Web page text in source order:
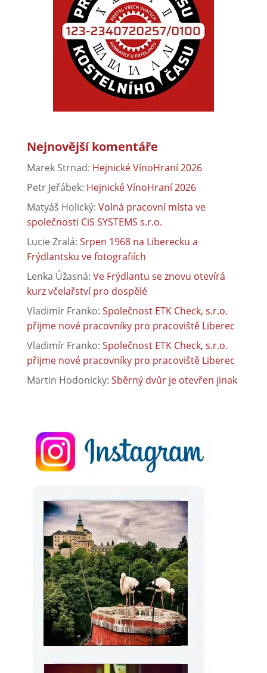
Nejnovější komentáře
Marek Strnad: Hejnické VínoHraní 2026
Petr Jeřábek: Hejnické VínoHraní 2026
Matyáš Holický: Volná pracovní místa ve
společnosti CiS SYSTEMS s.r.o.
Lucie Zralá: Srpen 1968 na Liberecku a
Frýdlantsku ve fotografiích
Lenka Úžasná: Ve Frýdlantu se znovu otevírá
kurz včelařství pro dospělé
Vladimír Franko: Společnost ETK Check, s.r.o.
přijme nové pracovníky pro pracoviště Liberec
Vladimír Franko: Společnost ETK Check, s.r.o.
přijme nové pracovníky pro pracoviště Liberec
Martin Hodonicky: Sběrný dvůr je otevřen jinak